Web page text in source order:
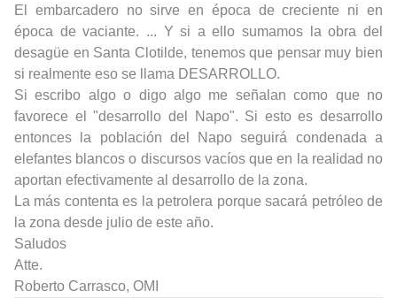
El embarcadero no sirve en época de creciente ni en
época de vaciante. ... Y si a ello sumamos la obra del
desagüe en Santa Clotilde, tenemos que pensar muy bien
si realmente eso se llama DESARROLLO.
Si escribo algo o digo algo me señalan como que no
favorece el "desarrollo del Napo". Si esto es desarrollo
entonces la población del Napo seguirá condenada a
elefantes blancos o discursos vacíos que en la realidad no
aportan efectivamente al desarrollo de la zona.
La más contenta es la petrolera porque sacará petróleo de
la zona desde julio de este año.
Saludos
Atte.
Roberto Carrasco, OMI